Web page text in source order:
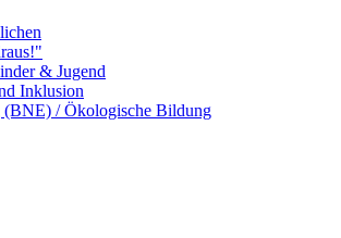
& Jugend
Inklusion
/ Ökologische Bildung